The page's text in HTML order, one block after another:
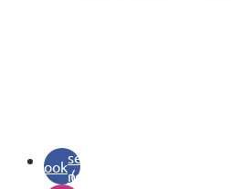
facebookse v
novém
(otevře